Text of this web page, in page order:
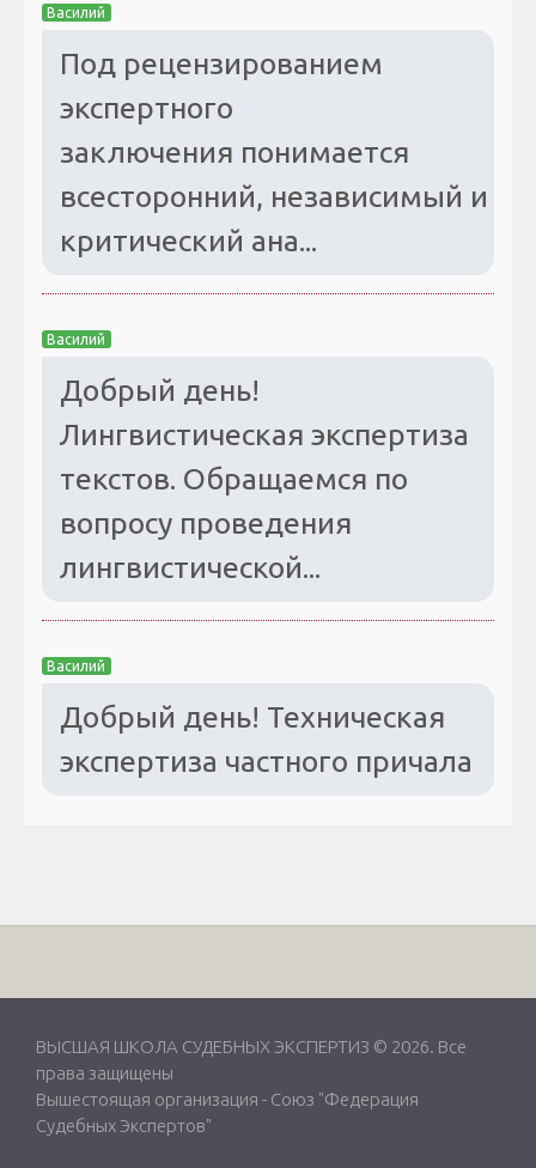
Василий
Под рецензированием
экспертного
заключения понимается
всесторонний, независимый и
критический ана...
Василий
Добрый день!
Лингвистическая экспертиза
текстов. Обращаемся по
вопросу проведения
лингвистической...
Василий
Добрый день! Техническая
экспертиза частного причала
ВЫСШАЯ ШКОЛА СУДЕБНЫХ ЭКСПЕРТИЗ © 2026. Все
права защищены
Вышестоящая организация - Союз "Федерация
Судебных Экспертов"